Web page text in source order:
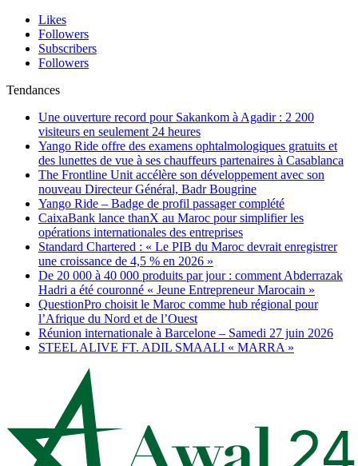
Likes
Followers
Subscribers
Followers
Tendances
Une ouverture record pour Sakankom à Agadir : 2 200
visiteurs en seulement 24 heures
Yango Ride offre des examens ophtalmologiques gratuits et
des lunettes de vue à ses chauffeurs partenaires à Casablanca
The Frontline Unit accélère son développement avec son
nouveau Directeur Général, Badr Bougrine
Yango Ride – Badge de profil passager complété
CaixaBank lance thanX au Maroc pour simplifier les
opérations internationales des entreprises
Standard Chartered : « Le PIB du Maroc devrait enregistrer
une croissance de 4,5 % en 2026 »
De 20 000 à 40 000 produits par jour : comment Abderrazak
Hadri a été couronné « Jeune Entrepreneur Marocain »
QuestionPro choisit le Maroc comme hub régional pour
l’Afrique du Nord et de l’Ouest
Réunion internationale à Barcelone – Samedi 27 juin 2026
STEEL ALIVE FT. ADIL SMAALI « MARRA »